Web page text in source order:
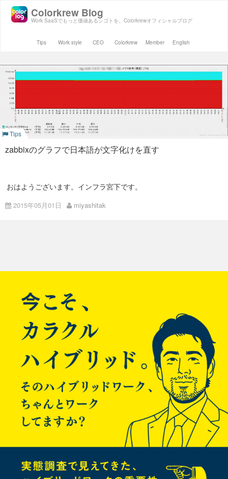
Work SaaSでもっと価値あるシゴトを。Colorkrewオフィシャルブログ
Colorkrew Blog
Tips Work style CEO Colorkrew Member English
Tips
zabbixのグラフで日本語が文字化けを直す
おはようございます。インフラ宮下です。
イテム名に日本語を使っている場合です。
まずはフォントがおかれている場所を確認します。
# ls /usr/share/zabbix/fonts/
次にOSに搭載されているフォントを確認します。
$ ls /usr/share/fonts/
dejavu  ipa-gothic  ipa-mincho  ipa-pgothic  ip
IPAを使います。ただシンボリックリンクを張るだけでOKで
# ln -s /usr/share/fonts/ipa-pgothic/ipagp.ttf
2015年05月01日 miyashitak
ナ